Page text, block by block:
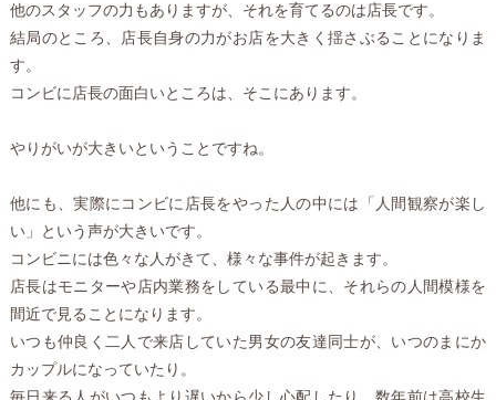
他のスタッフの力もありますが、それを育てるのは店長です。
結局のところ、店長自身の力がお店を大きく揺さぶることになりま
す。
コンビに店長の面白いところは、そこにあります。
やりがいが大きいということですね。
他にも、実際にコンビに店長をやった人の中には「人間観察が楽し
い」という声が大きいです。
コンビニには色々な人がきて、様々な事件が起きます。
店長はモニターや店内業務をしている最中に、それらの人間模様を
間近で見ることになります。
いつも仲良く二人で来店していた男女の友達同士が、いつのまにか
カップルになっていたり。